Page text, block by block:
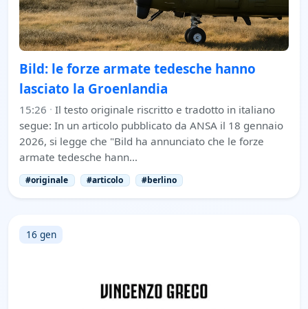
Bild: le forze armate tedesche hanno
lasciato la Groenlandia
15:26 · Il testo originale riscritto e tradotto in italiano
segue: In un articolo pubblicato da ANSA il 18 gennaio
2026, si legge che "Bild ha annunciato che le forze
armate tedesche hann…
#originale #articolo #berlino
16 gen